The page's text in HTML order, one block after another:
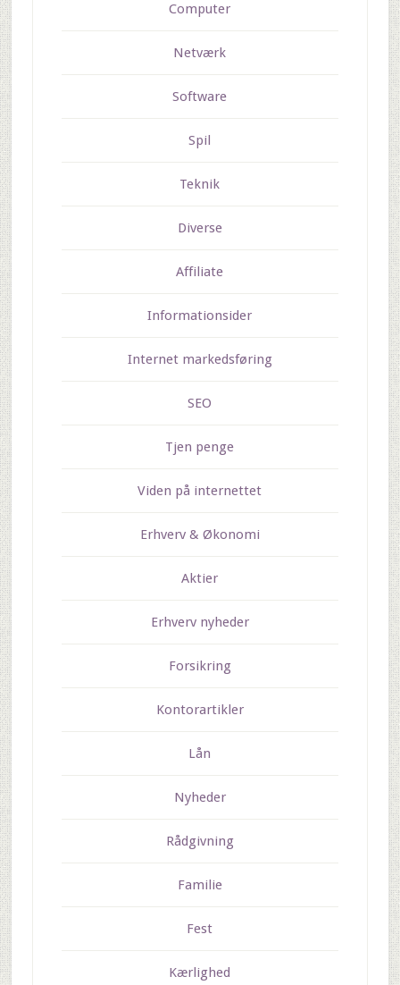
Computer
Netværk
Software
Spil
Teknik
Diverse
Affiliate
Informationsider
Internet markedsføring
SEO
Tjen penge
Viden på internettet
Erhverv & Økonomi
Aktier
Erhverv nyheder
Forsikring
Kontorartikler
Lån
Nyheder
Rådgivning
Familie
Fest
Kærlighed